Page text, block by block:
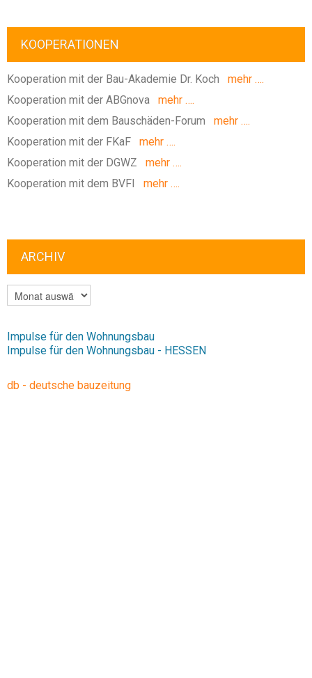
KOOPERATIONEN
Kooperation mit der Bau-Akademie Dr. Koch mehr ….
Kooperation mit der ABGnova mehr ….
Kooperation mit dem Bauschäden-Forum mehr ….
Kooperation mit der FKaF mehr ….
Kooperation mit der DGWZ mehr ….
Kooperation mit dem BVFI
mehr ….
ARCHIV
ARCHIV
Impulse für den Wohnungsbau
Impulse für den Wohnungsbau - HESSEN
db - deutsche bauzeitung